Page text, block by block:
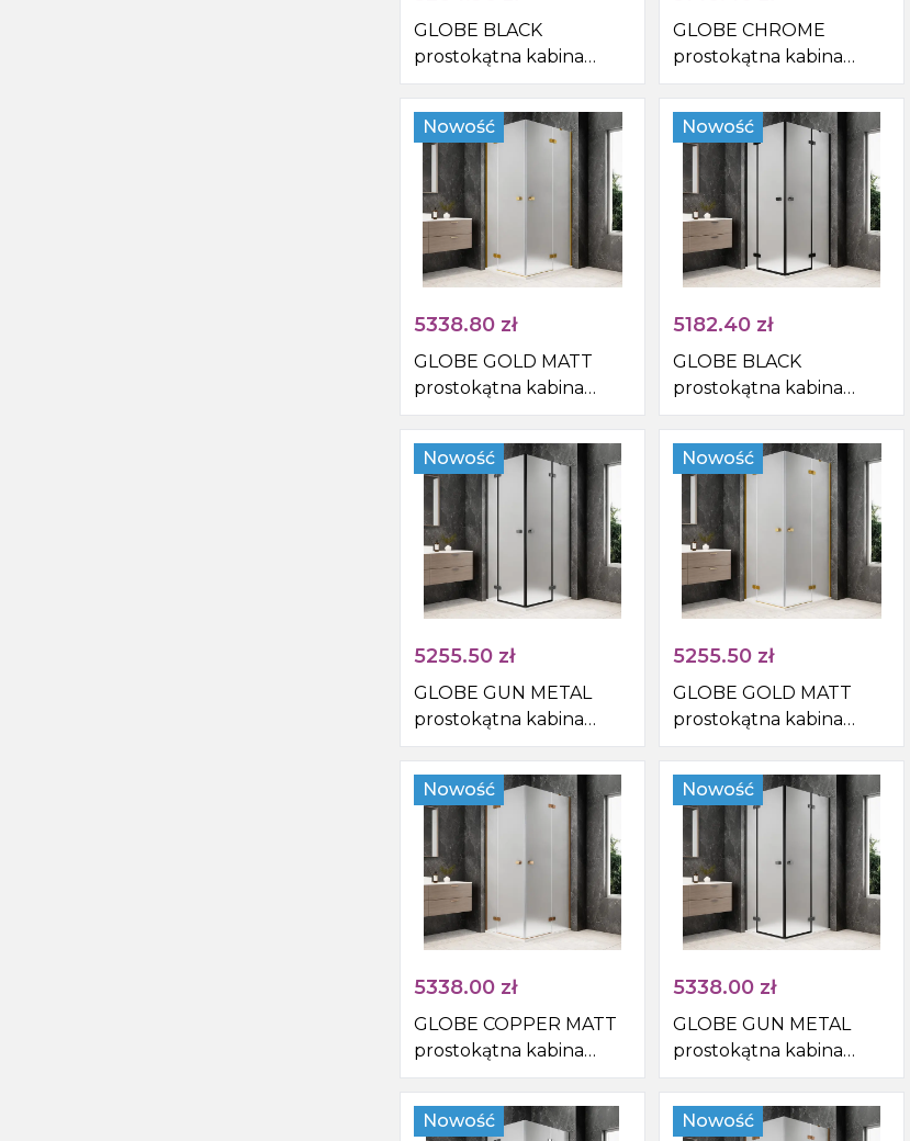
Skroplina
GLOBE BLACK
prostokątna kabina
prysznicowa
1200x1000mm, wejście z
rogu, szkło matowe
GLOBE CHROME
prostokątna kabina
prysznicowa
1200x1000mm, wejście z
rogu, szkło matowe
Nowość
5338.80 zł
GLOBE GOLD MATT
prostokątna kabina
prysznicowa
1200x900mm, wejście z
rogu, szkło matowe
Nowość
5182.40 zł
GLOBE BLACK
prostokątna kabina
prysznicowa
1200x900mm, wejście z
rogu, szkło matowe
Nowość
5255.50 zł
GLOBE GUN METAL
prostokątna kabina
prysznicowa
1200x800mm, wejście z
rogu, szkło matowe
Nowość
5255.50 zł
GLOBE GOLD MATT
prostokątna kabina
prysznicowa
1200x800mm, wejście z
rogu, szkło matowe
Nowość
5338.00 zł
GLOBE COPPER MATT
prostokątna kabina
prysznicowa
1100x1000mm, wejście z
rogu, szkło matowe
Nowość
5338.00 zł
GLOBE GUN METAL
prostokątna kabina
prysznicowa
1100x1000mm, wejście z
rogu, szkło matowe
Nowość Nowość